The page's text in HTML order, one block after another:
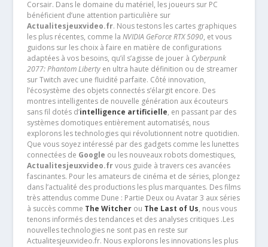
Corsair. Dans le domaine du matériel, les joueurs sur PC
bénéficient d’une attention particulière sur
Actualitesjeuxvideo.fr. Nous testons les cartes graphiques
les plus récentes, comme la NVIDIA GeForce RTX 5090, et vous
guidons sur les choix à faire en matière de configurations
adaptées à vos besoins, qu’il s’agisse de jouer à Cyberpunk
2077: Phantom Libertyen ultra haute définition ou de streamer
sur Twitch avec une fluidité parfaite. Côté innovation,
l’écosystème des objets connectés s’élargit encore. Des
montres intelligentes de nouvelle génération aux écouteurs
sans fil dotés d’intelligence artificielle, en passant par des
systèmes domotiques entièrement automatisés, nous
explorons les technologies qui révolutionnent notre quotidien.
Que vous soyez intéressé par des gadgets comme les lunettes
connectées de Google ou les nouveaux robots domestiques,
Actualitesjeuxvideo.frvous guide à travers ces avancées
fascinantes. Pour les amateurs de cinéma et de séries, plongez
dans l’actualité des productions les plus marquantes. Des films
très attendus comme Dune : Partie Deux ou Avatar 3 aux séries
à succès comme The Witcherou The Last of Us, nous vous
tenons informés des tendances et des analyses critiques .Les
nouvelles technologies ne sont pas en reste sur
Actualitesjeuxvideo.fr. Nous explorons les innovations les plus